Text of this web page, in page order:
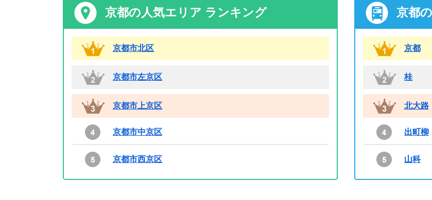
京都の人気エリア ランキング
京都市北区
京都市左京区
京都市上京区
京都市中京区
京都市西京区
京都
京都
桂
北大路
出町柳
山科